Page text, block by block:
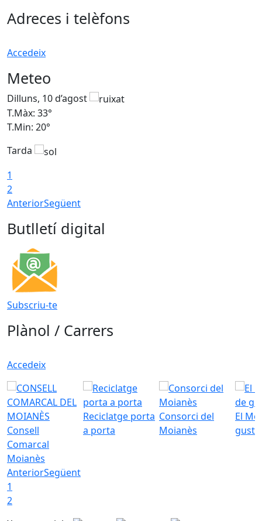
Adreces i telèfons
Accedeix
Meteo
Dilluns, 10 d’agost
T.Màx: 33°
T.Min: 20°
Tarda
1
2
AnteriorSegüent
Butlletí digital
Subscriu-te
Plànol / Carrers
Accedeix
Consell
Comarcal
Moianès
Reciclatge porta
a porta
Consorci del
Moianès
El
gust
AnteriorSegüent
1
2